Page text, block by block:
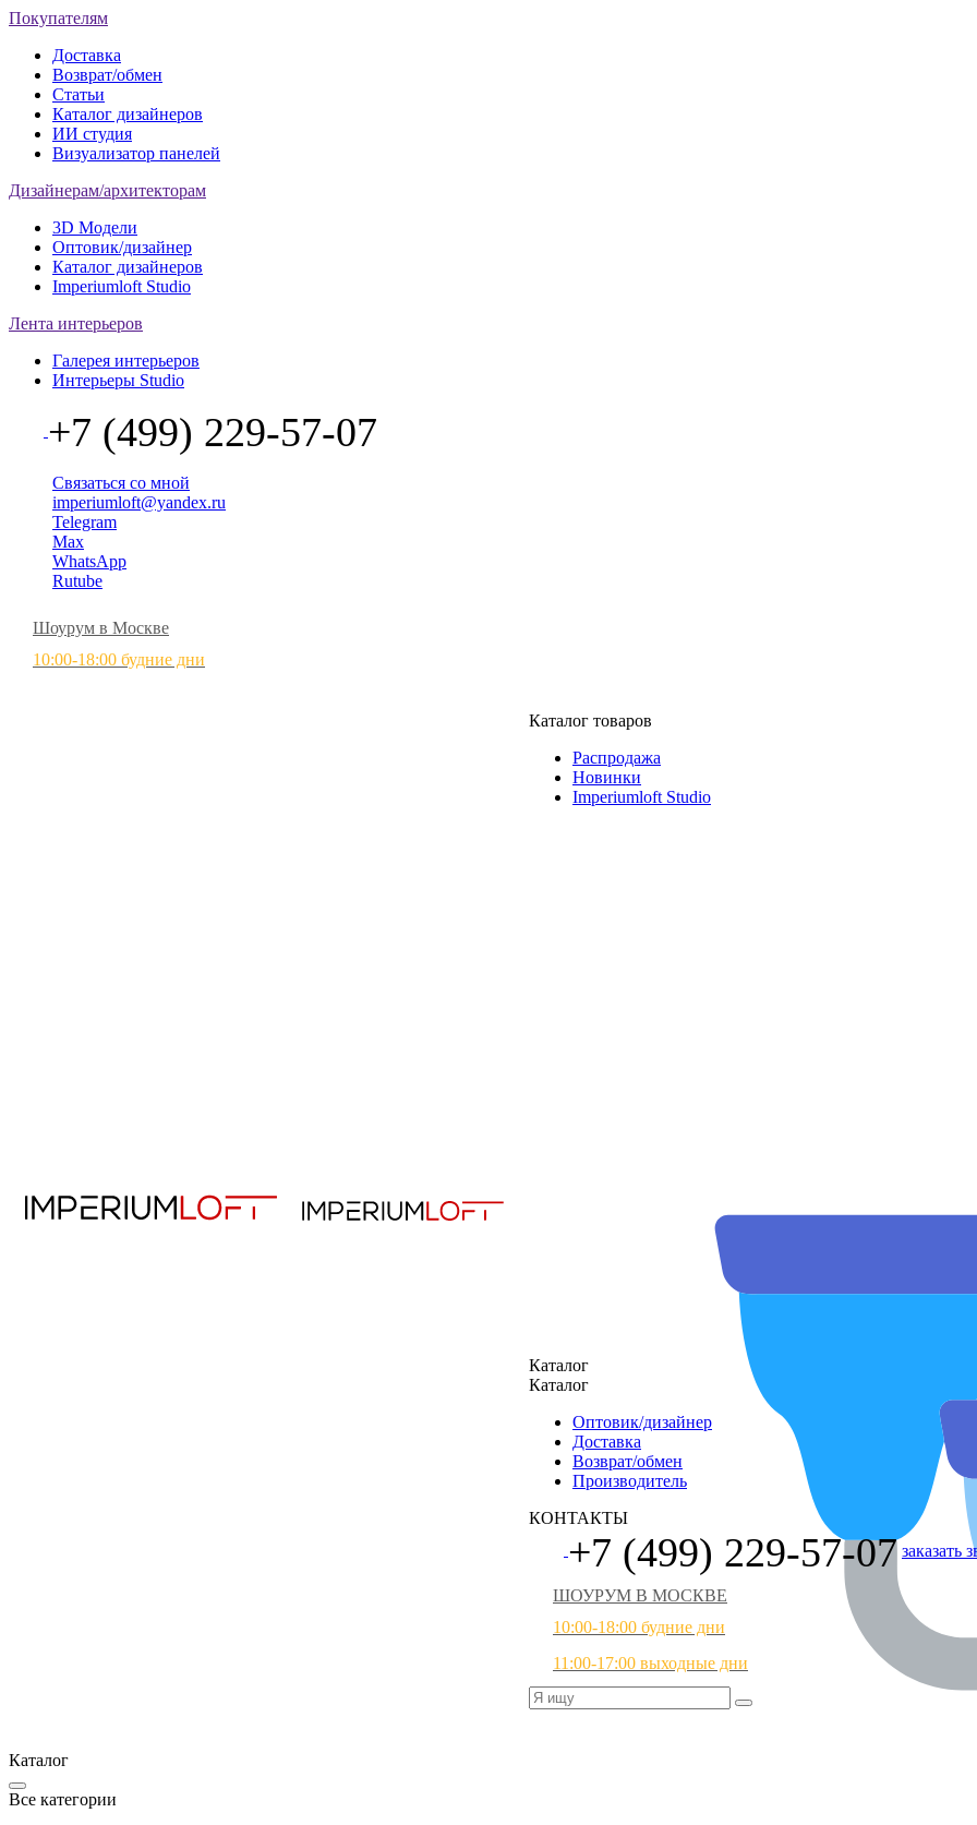
Покупателям
Доставка
Возврат/обмен
Статьи
Каталог дизайнеров
ИИ студия
Визуализатор панелей
Дизайнерам/архитекторам
3D Модели
Оптовик/дизайнер
Каталог дизайнеров
Imperiumloft Studio
Лента интерьеров
Галерея интерьеров
Интерьеры Studio
+7 (499) 229-57-07
Связаться со мной
imperiumloft@yandex.ru
Telegram
Max
WhatsApp
Rutube
Шоурум в Москве
10:00-18:00 будние дни
Каталог товаров
Распродажа
Новинки
Imperiumloft Studio
Каталог
Каталог
Оптовик/дизайнер
Доставка
Возврат/обмен
Производитель
КОНТАКТЫ
+7 (499) 229-57-07 заказать
ШОУРУМ В МОСКВЕ
10:00-18:00 будние дни
11:00-17:00 выходные дни
Каталог
Все категории